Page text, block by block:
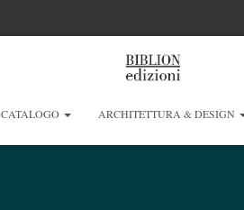
CATALOGO ARCHITETTURA & DESIGN